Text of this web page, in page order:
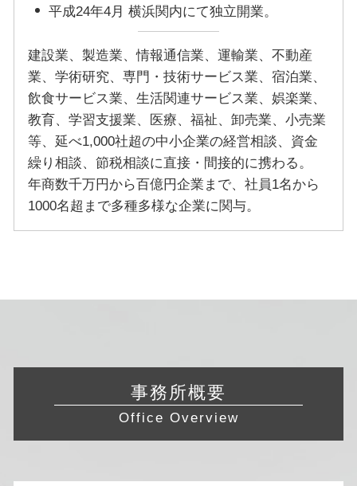
平成24年4月 横浜関内にて独立開業。
建設業、製造業、情報通信業、運輸業、不動産
業、学術研究、専門・技術サービス業、宿泊業、
飲食サービス業、生活関連サービス業、娯楽業、
教育、学習支援業、医療、福祉、卸売業、小売業
等、延べ1,000社超の中小企業の経営相談、資金
繰り相談、節税相談に直接・間接的に携わる。
年商数千万円から百億円企業まで、社員1名から
1000名超まで多種多様な企業に関与。
事務所概要
Office Overview